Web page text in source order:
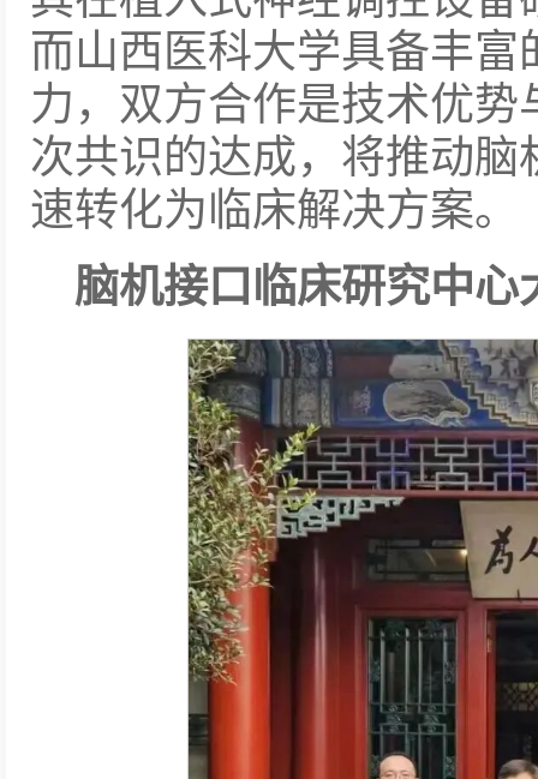
而山西医科大学具备丰
力，双方合作是技术优
次共识的达成，将推动
速转化为临床解决方案。
脑机接口临床研究中心